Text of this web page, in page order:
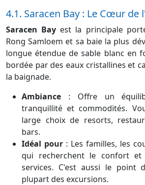
4.1. Saracen Bay : Le Cœur de
Saracen Bay est la principale
Rong Samloem et sa baie la plus
longue étendue de sable blanc en
bordée par des eaux cristallines et
la baignade.
Ambiance : Offre un
tranquillité et commodités.
large choix de resorts,
bars.
Idéal pour : Les familles, les
qui recherchent le confort et
services. C'est aussi le point
plupart des excursions.